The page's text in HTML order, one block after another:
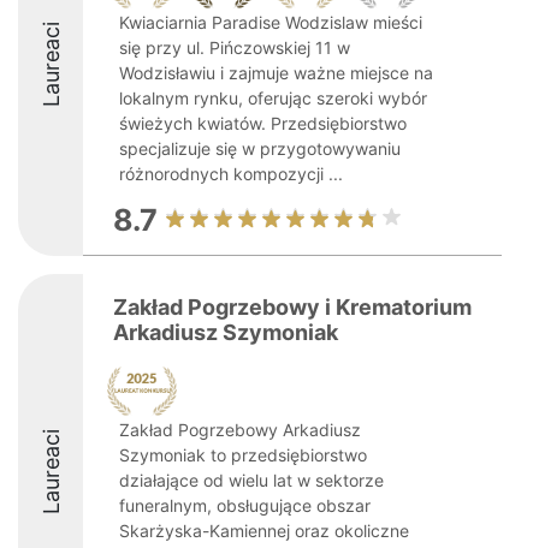
Laureaci
Kwiaciarnia Paradise Wodzislaw mieści
się przy ul. Pińczowskiej 11 w
Wodzisławiu i zajmuje ważne miejsce na
lokalnym rynku, oferując szeroki wybór
świeżych kwiatów. Przedsiębiorstwo
specjalizuje się w przygotowywaniu
różnorodnych kompozycji ...
8.7
Laureaci
Zakład Pogrzebowy i Krematorium
Arkadiusz Szymoniak
Zakład Pogrzebowy Arkadiusz
Szymoniak to przedsiębiorstwo
działające od wielu lat w sektorze
funeralnym, obsługujące obszar
Skarżyska-Kamiennej oraz okoliczne